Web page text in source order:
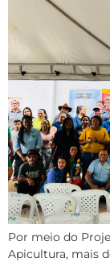
Por meio do
Apicultura, mais